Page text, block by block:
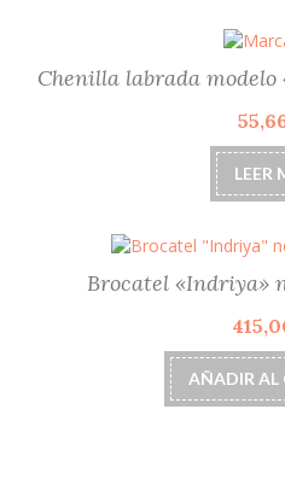
Chenilla labrada
LEER
Brocatel «Indriya»
AÑADIR AL